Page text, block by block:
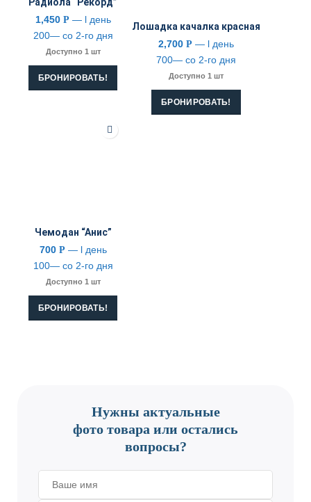
1,450 Р — l день
200— со 2-го дня
Доступно 1 шт
БРОНИРОВАТЬ!
Лошадка качалка красная
2,700 Р — l день
700— со 2-го дня
Доступно 1 шт
БРОНИРОВАТЬ!
Чемодан “Анис”
700 Р — l день
100— со 2-го дня
Доступно 1 шт
БРОНИРОВАТЬ!
Нужны актуальные
фото товара или остались
вопросы?